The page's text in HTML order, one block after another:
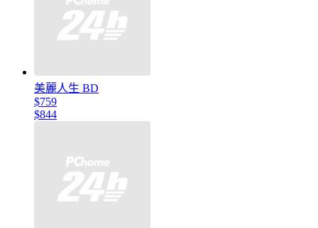
美麗人生 BD
$759
$844